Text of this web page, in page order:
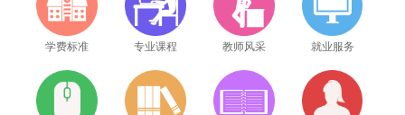
学费标准 专业课程 教师风采 就业服务